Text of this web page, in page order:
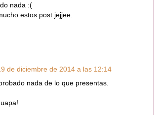
nada :(
estos post jejjee.
de diciembre de 2014 a las 12:14
nada de lo que presentas.